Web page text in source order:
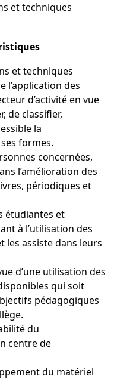
et techniques
et techniques
l’application des
d’activité en vue
de classifier,
la
formes.
concernées,
l’amélioration des
périodiques et
étudiantes et
à l’utilisation des
les assiste dans leurs
d’une utilisation des
qui soit
pédagogiques
du
centre de
du matériel